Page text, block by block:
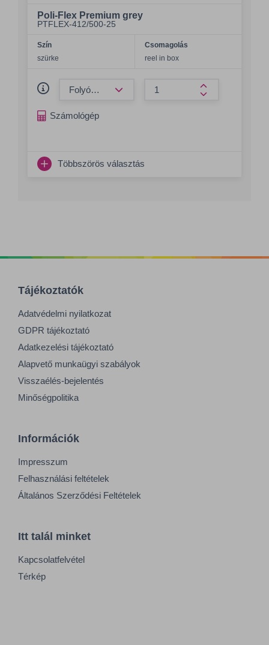
Poli-Flex Premium grey
PTFLEX-412/500-25
Szín
szürke
Csomagolás
reel in box
Összeg
Számológép
Többszörös választás
Tájékoztatók
Adatvédelmi nyilatkozat
GDPR tájékoztató
Adatkezelési tájékoztató
Alapvető munkaügyi szabályok
Visszaélés-bejelentés
Minőségpolitika
Információk
Impresszum
Felhasználási feltételek
Általános Szerződési Feltételek
Itt talál minket
Kapcsolatfelvétel
Térkép